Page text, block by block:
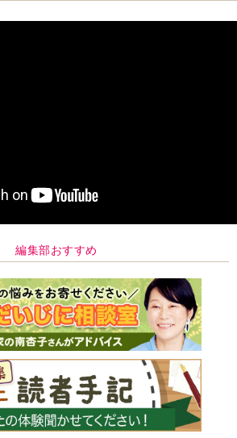
編集部おすすめ